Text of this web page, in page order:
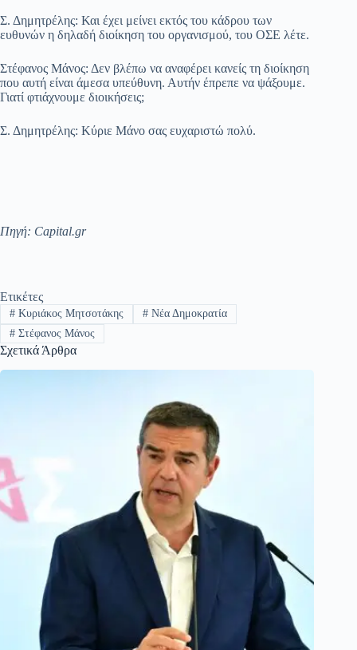
Σ. Δημητρέλης: Και έχει μείνει εκτός του κάδρου των
ευθυνών η δηλαδή διοίκηση του οργανισμού, του ΟΣΕ λέτε.
Στέφανος Μάνος: Δεν βλέπω να αναφέρει κανείς τη διοίκηση
που αυτή είναι άμεσα υπεύθυνη. Αυτήν έπρεπε να ψάξουμε.
Γιατί φτιάχνουμε διοικήσεις;
Σ. Δημητρέλης: Κύριε Μάνο σας ευχαριστώ πολύ.
Πηγή: Capital.gr
Ετικέτες
#Κυριάκος Μητσοτάκης #Νέα Δημοκρατία
#Στέφανος Μάνος
Σχετικά Άρθρα